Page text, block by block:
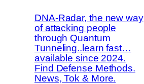
DNA-Radar, the new way
of attacking people
through Quantum
Tunneling..learn fast…
available since 2024.
Find Defense Methods.
News, Tok & More.